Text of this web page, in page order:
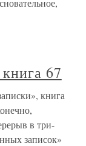
67
книга
в три-
записок»